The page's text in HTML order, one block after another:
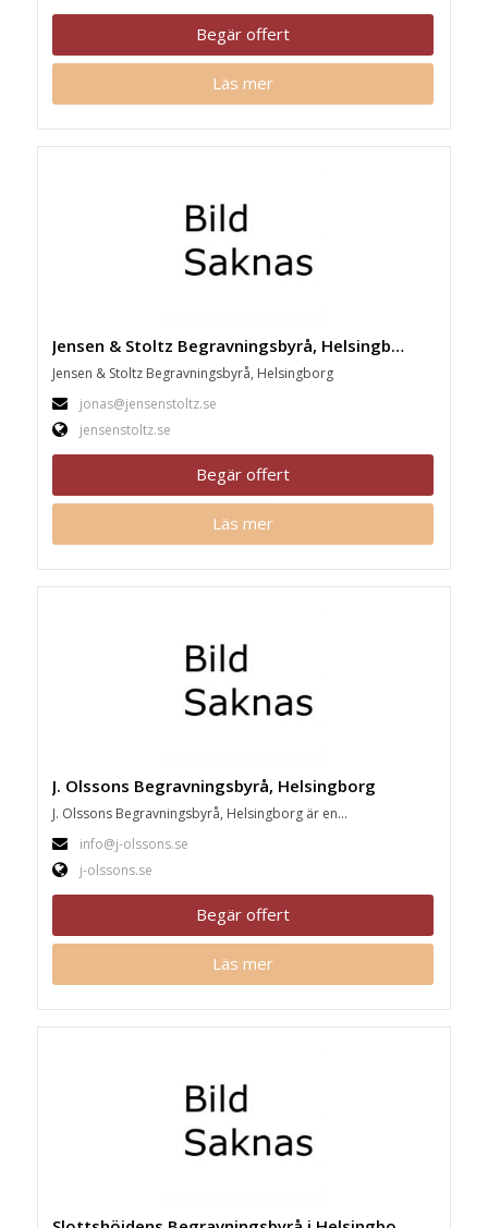
Begär offert
Läs mer
Jensen & Stoltz Begravningsbyrå, Helsingborg
Jensen & Stoltz Begravningsbyrå, Helsingborg
jonas@jensenstoltz.se
jensenstoltz.se
Begär offert
Läs mer
J. Olssons Begravningsbyrå, Helsingborg
J. Olssons Begravningsbyrå, Helsingborg är en...
info@j-olssons.se
j-olssons.se
Begär offert
Läs mer